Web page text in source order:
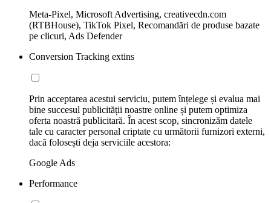
Meta-Pixel, Microsoft Advertising, creativecdn.com
(RTBHouse), TikTok Pixel, Recomandări de produse bazate
pe clicuri, Ads Defender
Conversion Tracking extins
Prin acceptarea acestui serviciu, putem înțelege și evalua mai
bine succesul publicității noastre online și putem optimiza
oferta noastră publicitară. În acest scop, sincronizăm datele
tale cu caracter personal criptate cu următorii furnizori externi,
dacă folosești deja serviciile acestora:
Google Ads
Performance